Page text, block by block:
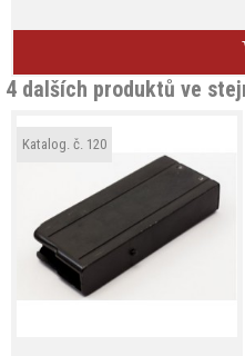
4 dalších produktů ve
Katalog. č. 120